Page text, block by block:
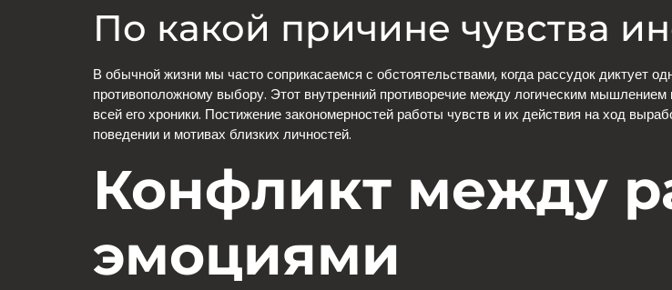
По какой причине чувства
В обычной жизни мы часто соприкасаемся с обстоятельствами, когда рассудок диктует
противоположному выбору. Этот внутренний противоречие между логическим
всей его хроники. Постижение закономерностей работы чувств и их действия на ход
поведении и мотивах близких личностей.
Конфликт между
эмоциями